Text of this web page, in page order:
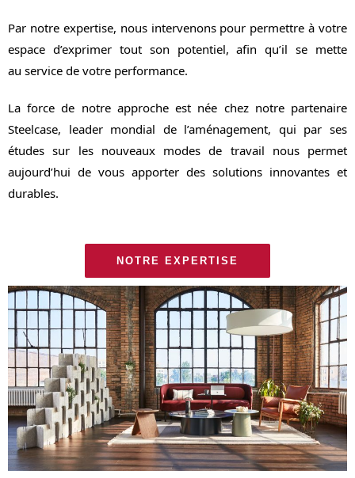
Par notre expertise, nous intervenons pour permettre à votre
espace d’exprimer tout son potentiel, afin qu’il se mette
au service de votre performance.
La force de notre approche est née chez notre partenaire
Steelcase, leader mondial de l’aménagement, qui par ses
études sur les nouveaux modes de travail nous permet
aujourd’hui de vous apporter des solutions innovantes et
durables.
NOTRE EXPERTISE